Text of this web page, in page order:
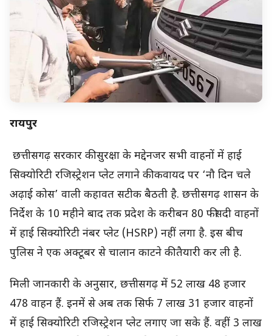
रायपुर
छत्तीसगढ़ सरकार की सुरक्षा के मद्देनजर सभी वाहनों में हाई
सिक्योरिटी रजिस्ट्रेशन प्लेट लगाने की कवायद पर ‘नौ दिन चले
अढ़ाई कोस’ वाली कहावत सटीक बैठती है. छत्तीसगढ़ शासन के
निर्देश के 10 महीने बाद तक प्रदेश के करीबन 80 फीसदी वाहनों
में हाई सिक्योरिटी नंबर प्लेट (HSRP) नहीं लगा है. इस बीच
पुलिस ने एक अक्टूबर से चालान काटने की तैयारी कर ली है.
मिली जानकारी के अनुसार, छत्तीसगढ़ में 52 लाख 48 हजार
478 वाहन हैं. इनमें से अब तक सिर्फ 7 लाख 31 हजार वाहनों
में हाई सिक्योरिटी रजिस्ट्रेशन प्लेट लगाए जा सके हैं. वहीं 3 लाख